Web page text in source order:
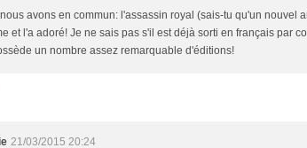
avons en commun: l'assassin royal (sais-tu qu'un nouvel
et l'a adoré! Je ne sais pas s'il est déjà sorti en français par
un nombre assez remarquable d'éditions!
21/03/2015 20:24